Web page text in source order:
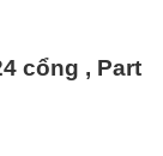
cổng , Part